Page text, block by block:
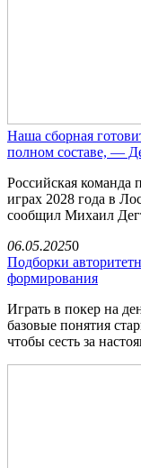
Наша сборная
полном составе, —
Российская команда
играх 2028 года в
сообщил Михаил
06.05.20250
Подборки
формирования
Играть в покер на
базовые понятия
чтобы сесть за